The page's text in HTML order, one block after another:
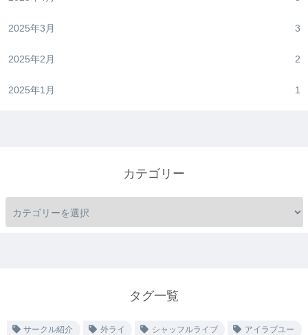
2025年3月 3
2025年2月 2
2025年1月 1
カテゴリー
タグ一覧
サークル紹介 外ライ シャッフルライブ アイラブユー